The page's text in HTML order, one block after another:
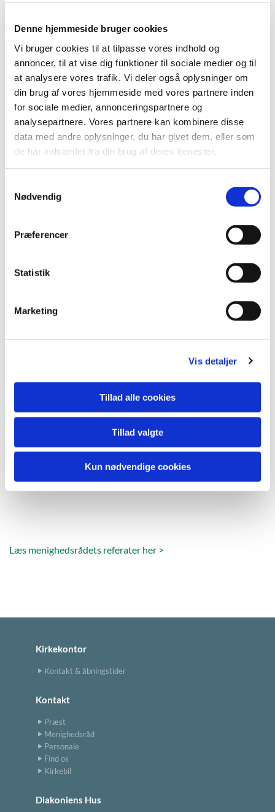
Denne hjemmeside bruger cookies
Vi bruger cookies til at tilpasse vores indhold og
annoncer, til at vise dig funktioner til sociale medier og til
at analysere vores trafik. Vi deler også oplysninger om
din brug af vores hjemmeside med vores partnere inden
for sociale medier, annonceringspartnere og
analysepartnere. Vores partnere kan kombinere disse
data med andre oplysninger, du har givet dem, eller som
de har indsamlet fra din brug af deres tjenester.
Nødvendig
Præferencer
Statistik
Marketing
Vis detaljer
Tillad alle cookies
Tillad valgte
Kun nødvendige cookies
Du vil måske også kunne lide...
Læs menighedsrådets referater her >
Kirkekontor
Kontakt & åbningstider
Kontakt
Præst
Menighedsråd
Personale
Find os
Kirkebil
Diakoniens Hus